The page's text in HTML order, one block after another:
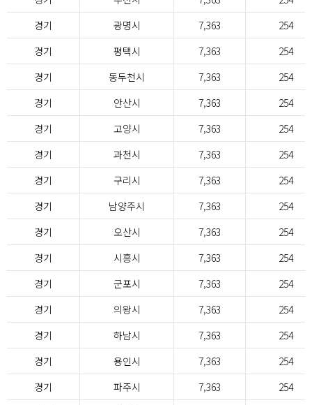
경기
광명시 7,363
254
경기
평택시 7,363
254
경기
동두천시 7,363
254
경기
안산시 7,363
254
경기
고양시 7,363
254
경기
과천시 7,363
254
경기
구리시 7,363
254
경기
남양주시 7,363
254
경기
오산시 7,363
254
경기
시흥시 7,363
254
경기
군포시 7,363
254
경기
의왕시 7,363
254
경기
하남시 7,363
254
경기
용인시 7,363
254
경기
파주시 7,363
254